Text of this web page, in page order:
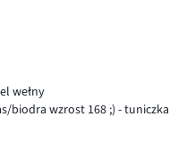
wełny
biodra wzrost 168 ;) - tuniczka